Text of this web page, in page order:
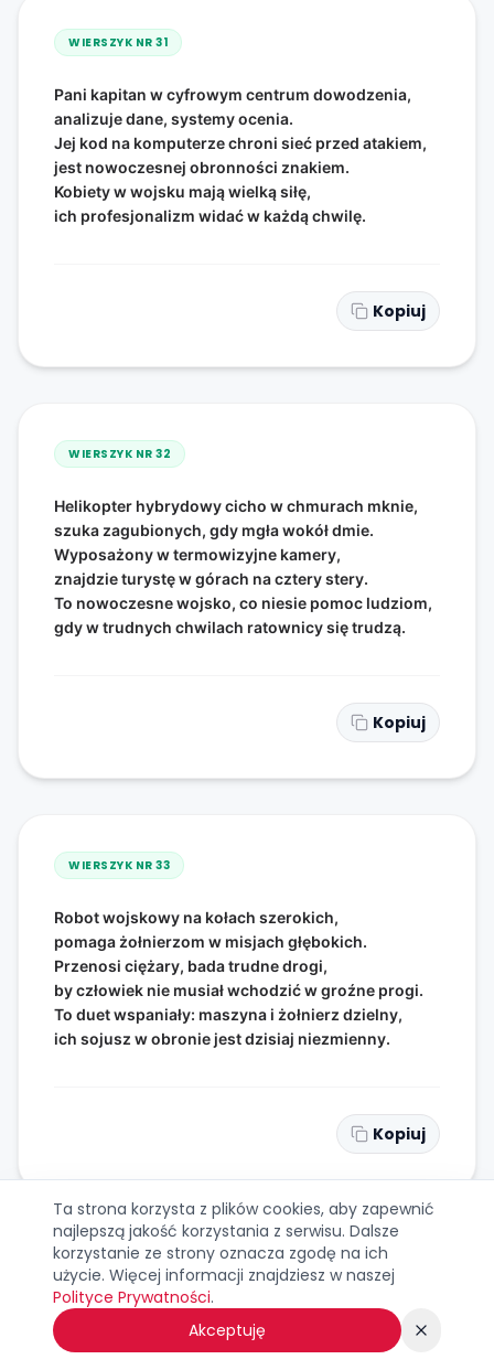
WIERSZYK NR 31
Pani kapitan w cyfrowym centrum dowodzenia,
analizuje dane, systemy ocenia.
Jej kod na komputerze chroni sieć przed atakiem,
jest nowoczesnej obronności znakiem.
Kobiety w wojsku mają wielką siłę,
ich profesjonalizm widać w każdą chwilę.
Kopiuj
WIERSZYK NR 32
Helikopter hybrydowy cicho w chmurach mknie,
szuka zagubionych, gdy mgła wokół dmie.
Wyposażony w termowizyjne kamery,
znajdzie turystę w górach na cztery stery.
To nowoczesne wojsko, co niesie pomoc ludziom,
gdy w trudnych chwilach ratownicy się trudzą.
Kopiuj
WIERSZYK NR 33
Robot wojskowy na kołach szerokich,
pomaga żołnierzom w misjach głębokich.
Przenosi ciężary, bada trudne drogi,
by człowiek nie musiał wchodzić w groźne progi.
To duet wspaniały: maszyna i żołnierz dzielny,
ich sojusz w obronie jest dzisiaj niezmienny.
Kopiuj
WIERSZYK NR34
Żołnierze dzisiaj uczą się języków,
podróżują po świecie bez zbędnych krzyków.
Ta strona korzysta z plików cookies, aby zapewnić
najlepszą jakość korzystania z serwisu. Dalsze
korzystanie ze strony oznacza zgodę na ich
użycie. Więcej informacji znajdziesz w naszej
Polityce Prywatności.
Akceptuję